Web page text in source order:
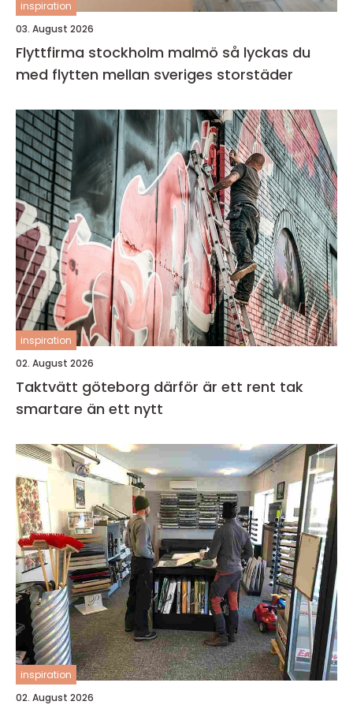
inspiration
03. August 2026
Flyttfirma stockholm malmö så lyckas du
med flytten mellan sveriges storstäder
inspiration
02. August 2026
Taktvätt göteborg därför är ett rent tak
smartare än ett nytt
inspiration
02. August 2026